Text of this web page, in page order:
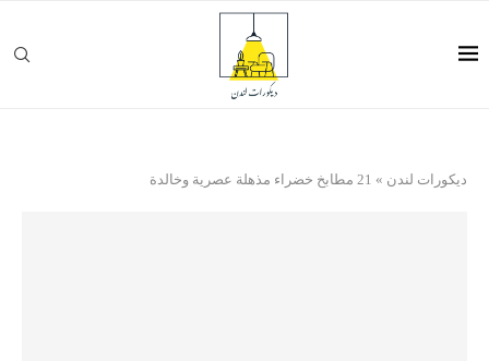
ديكورات لندن » 21 مطابخ خضراء مذهلة عصرية وخالدة